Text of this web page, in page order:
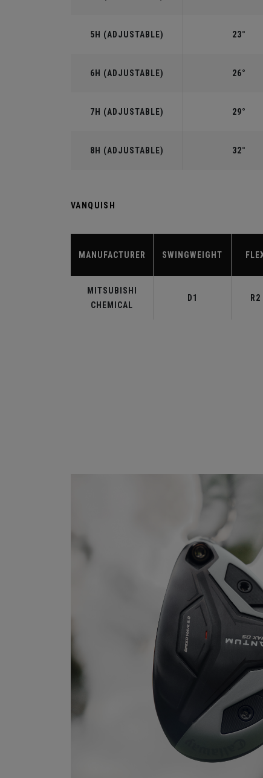
5H (ADJUSTABLE) 23°
6H (ADJUSTABLE) 26°
7H (ADJUSTABLE) 29°
8H (ADJUSTABLE) 32°
VANQUISH
MANUFACTURER SWINGWEIGHT
MITSUBISHI
CHEMICAL
D1 R2